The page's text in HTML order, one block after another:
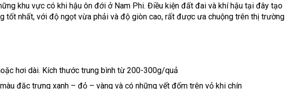
khu vực có khi hậu ôn đới ở Nam Phi. Điều kiện đất đai và khí hậu tại đây tạo
tốt nhất, với độ ngọt vừa phải và độ giòn cao, rất được ưa chuộng trên thị trường
hơi dài. Kích thước trung bình từ 200-300g/quả
đặc trưng xanh – đỏ – vàng và có những vết đốm trên vỏ khi chín